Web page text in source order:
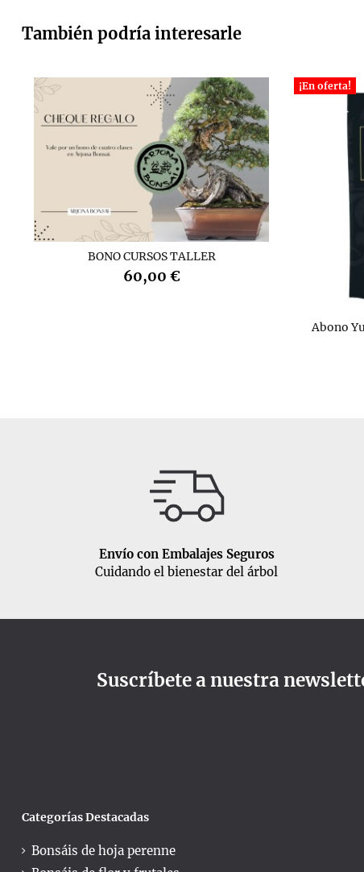
También podría interesarle
BONO CURSOS TALLER
60,00 €
¡En oferta!
Abono
Envío con Embalajes Seguros
Cuidando el bienestar del árbol
Suscríbete a nuestra
Categorías Destacadas
Bonsáis de hoja perenne